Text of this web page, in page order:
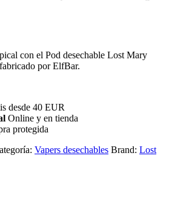
con el Pod desechable Lost Mary
por ElfBar.
desde 40 EUR
Online y en tienda
protegida
Vapers desechables Brand: Lost